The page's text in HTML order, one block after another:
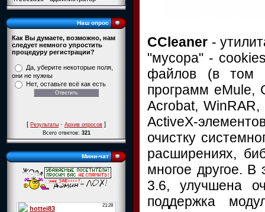
Наш опрос
Как Вы думаете, возможно, нам
следует немного упростить
процедуру регистрации?
Да, уберите некоторые поля,
они не нужны
Нет, оставьте всё как есть
[Результаты·Архив опросов]
Всего ответов:321
Мини-чат
CCleaner -
"мусора" -
файлов (в том
программ eMule,
Acrobat,
ActiveX-
очистку
расширениях,
многое другое. В
3.6, улучшена
поддержка